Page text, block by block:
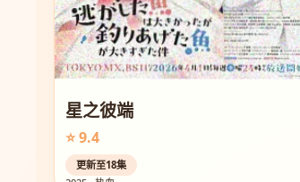
星之彼端
⭐ 9.4
更新至18集